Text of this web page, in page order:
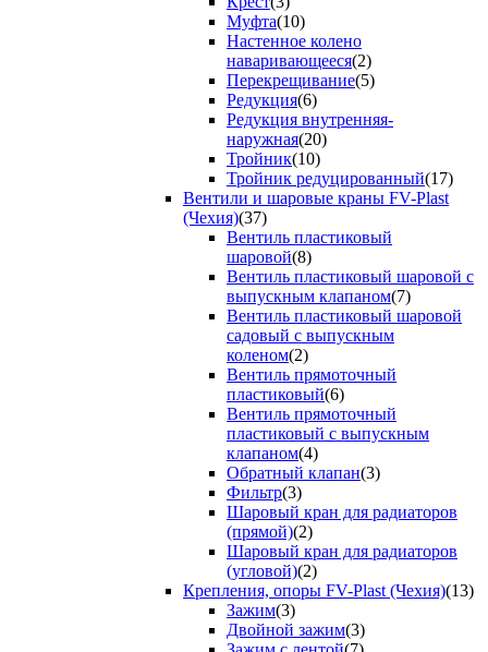
Муфта(10)
Настенное колено
наваривающееся(2)
Перекрещивание(5)
Редукция(6)
Редукция внутренняя-
наружная(20)
Тройник(10)
Тройник редуцированный(17)
Вентили и шаровые краны FV-Plast
(Чехия)(37)
Вентиль пластиковый
шаровой(8)
Вентиль пластиковый шаровой с
выпускным клапаном(7)
Вентиль пластиковый шаровой
садовый с выпускным
коленом(2)
Вентиль прямоточный
пластиковый(6)
Вентиль прямоточный
пластиковый с выпускным
клапаном(4)
Обратный клапан(3)
Фильтр(3)
Шаровый кран для радиаторов
(прямой)(2)
Шаровый кран для радиаторов
(угловой)(2)
Крепления, опоры FV-Plast (Чехия)(13)
Зажим(3)
Двойной зажим(3)